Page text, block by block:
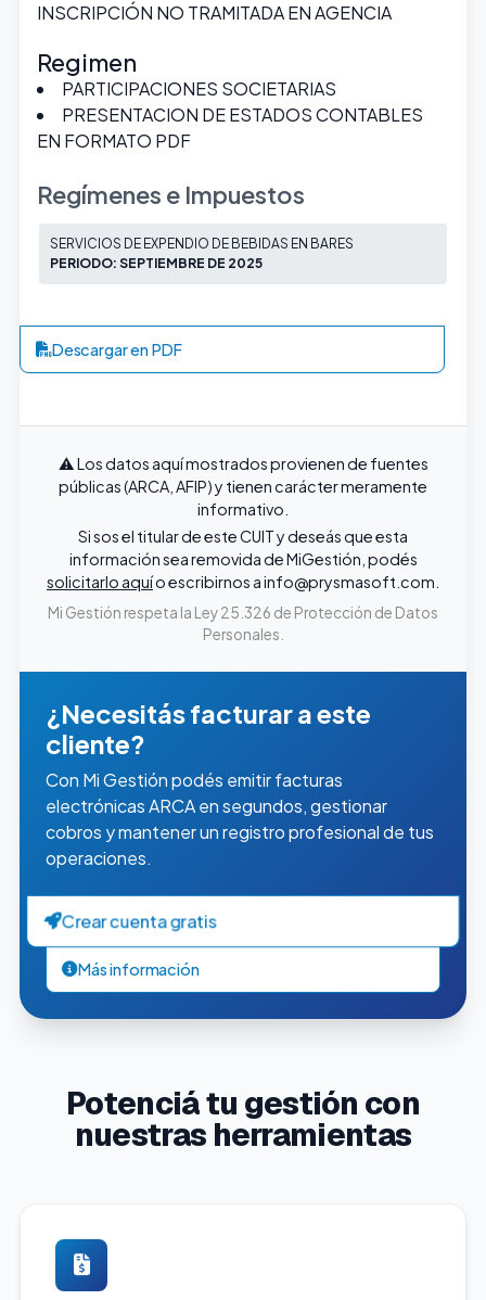
INSCRIPCIÓN NO TRAMITADA EN AGENCIA
Regimen
PARTICIPACIONES SOCIETARIAS
PRESENTACION DE ESTADOS CONTABLES
EN FORMATO PDF
Regímenes e Impuestos
SERVICIOS DE EXPENDIO DE BEBIDAS EN BARES
PERIODO: SEPTIEMBRE DE 2025
Descargar en PDF
⚠️ Los datos aquí mostrados provienen de fuentes
públicas (ARCA, AFIP) y tienen carácter meramente
informativo.
Si sos el titular de este CUIT y deseás que esta
información sea removida de MiGestión, podés
solicitarlo aquío escribirnos ainfo@prysmasoft.com
Mi Gestión respeta la Ley 25.326 de Protección de Datos
Personales.
¿Necesitás facturar a este
cliente?
Con Mi Gestión podés emitir facturas
electrónicas ARCA en segundos, gestionar
cobros y mantener un registro profesional de tus
operaciones.
Crear cuenta gratis
Más información
Potenciá tu gestión con
nuestras herramientas